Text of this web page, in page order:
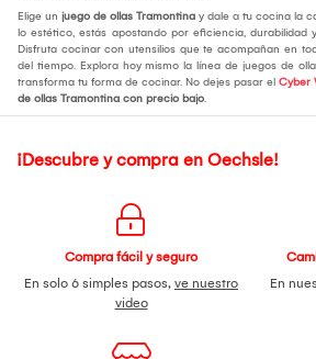
Elige un juego de ollas Tramontina y dale a tu cocina la
lo estético, estás apostando por eficiencia, durabilidad
Disfruta cocinar con utensilios que te acompañan en
del tiempo. Explora hoy mismo la línea de juegos de
transforma tu forma de cocinar. No dejes pasar el Cyber
de ollas Tramontina con precio bajo.
¡Descubre y compra en Oechsle!
Compra fácil y seguro
En solo 6 simples pasos, ve nuestro
video
En